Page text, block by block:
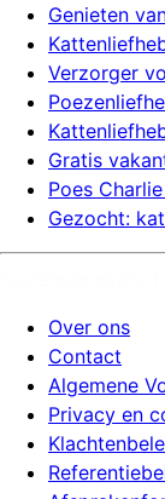
Genieten
Verzorger
Gratis
Poes
Gezocht:
Over ons
Contact
Algemene
Privacy en